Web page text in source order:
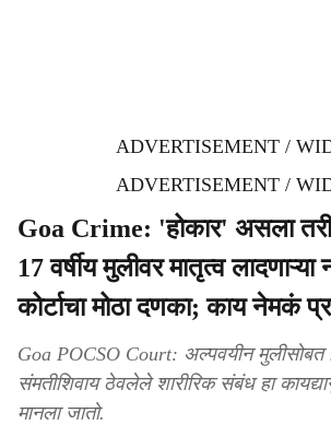
ADVERTISEMENT /
ADVERTISEMENT /
Goa Crime: 'होकार' असला तरी
17 वर्षीय मुलीवर मातृत्व लादणाऱ्या
कोर्टाचा मोठा दणका; काय नेमकं
Goa POCSO Court: अल्पवयीन मुलीसोबत
संमतीशिवाय ठेवलेले शारीरिक संबंध हा
मानला जातो.